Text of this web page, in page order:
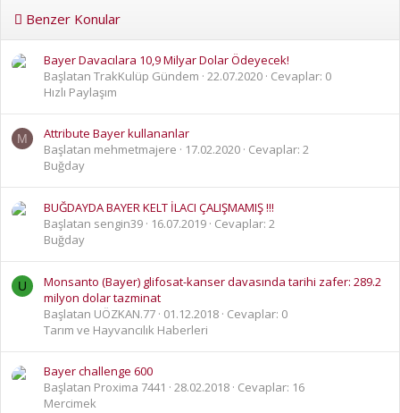
Benzer Konular
Bayer Davacılara 10,9 Milyar Dolar Ödeyecek!
Başlatan TrakKulüp Gündem 22.07.2020 Cevaplar: 0
Hızlı Paylaşım
M
Attribute Bayer kullananlar
Başlatan mehmetmajere
17.02.2020 Cevaplar: 2
Buğday
BUĞDAYDA BAYER KELT İLACI ÇALIŞMAMIŞ !!!
Başlatan sengin39
16.07.2019 Cevaplar: 2
Buğday
U
Monsanto (Bayer) glifosat-kanser davasında tarihi zafer: 289.2
milyon dolar tazminat
Başlatan UÖZKAN.77 01.12.2018 Cevaplar: 0
Tarım ve Hayvancılık Haberleri
Bayer challenge 600
Başlatan Proxima 7441
28.02.2018 Cevaplar: 16
Mercimek